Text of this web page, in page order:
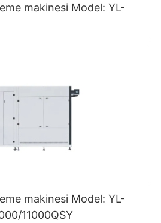
makinesi Model: YL-
makinesi Model: YL-
11000QSY